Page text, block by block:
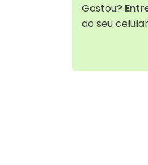
Gostou?
do seu